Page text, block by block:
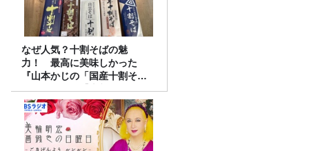
なぜ人気？十割そばの魅
力！ 最高に美味しかった
『山本かじの「国産十割そ
ば」』とは？【十割そば10種
食べ比べ】